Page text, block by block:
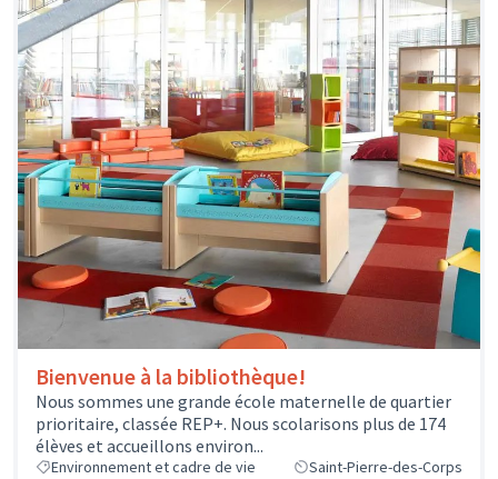
Bienvenue à la bibliothèque!
Nous sommes une grande école maternelle de quartier
prioritaire, classée REP+. Nous scolarisons plus de 174
élèves et accueillons environ...
Environnement et cadre de vie Saint-Pierre-des-Corps